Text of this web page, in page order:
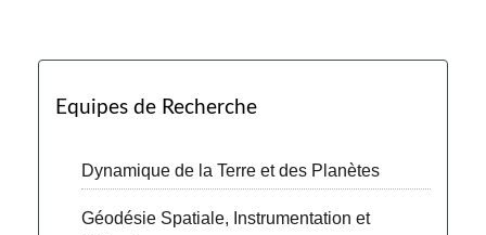
Equipes de Recherche
Dynamique de la Terre et des Planètes
Géodésie Spatiale, Instrumentation et